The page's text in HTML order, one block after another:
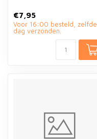
€7,95
Voor 16:00 besteld, zelfde
dag verzonden.